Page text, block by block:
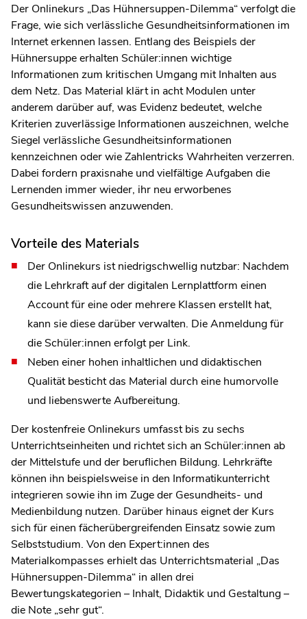
Der Onlinekurs „Das Hühnersuppen-Dilemma“ verfolgt die
Frage, wie sich verlässliche Gesundheitsinformationen im
Internet erkennen lassen. Entlang des Beispiels der
Hühnersuppe erhalten Schüler:innen wichtige
Informationen zum kritischen Umgang mit Inhalten aus
dem Netz. Das Material klärt in acht Modulen unter
anderem darüber auf, was Evidenz bedeutet, welche
Kriterien zuverlässige Informationen auszeichnen, welche
Siegel verlässliche Gesundheitsinformationen
kennzeichnen oder wie Zahlentricks Wahrheiten verzerren.
Dabei fordern praxisnahe und vielfältige Aufgaben die
Lernenden immer wieder, ihr neu erworbenes
Gesundheitswissen anzuwenden.
Vorteile des Materials
Der Onlinekurs ist niedrigschwellig nutzbar: Nachdem
die Lehrkraft auf der digitalen Lernplattform einen
Account für eine oder mehrere Klassen erstellt hat,
kann sie diese darüber verwalten. Die Anmeldung für
die Schüler:innen erfolgt per Link.
Neben einer hohen inhaltlichen und didaktischen
Qualität besticht das Material durch eine humorvolle
und liebenswerte Aufbereitung.
Der kostenfreie Onlinekurs umfasst bis zu sechs
Unterrichtseinheiten und richtet sich an Schüler:innen ab
der Mittelstufe und der beruflichen Bildung. Lehrkräfte
können ihn beispielsweise in den Informatikunterricht
integrieren sowie ihn im Zuge der Gesundheits- und
Medienbildung nutzen. Darüber hinaus eignet der Kurs
sich für einen fächerübergreifenden Einsatz sowie zum
Selbststudium. Von den Expert:innen des
Materialkompasses erhielt das Unterrichtsmaterial „Das
Hühnersuppen-Dilemma“ in allen drei
Bewertungskategorien – Inhalt, Didaktik und Gestaltung –
die Note „sehr gut“.